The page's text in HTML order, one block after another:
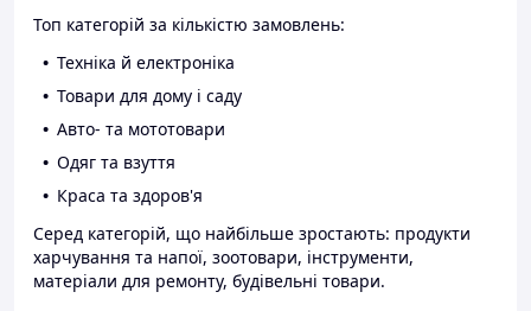
Топ категорій за кількістю замовлень:
Техніка й електроніка
Товари для дому і саду
Авто- та мототовари
Одяг та взуття
Краса та здоров'я
Серед категорій, що найбільше зростають: продукти
харчування та напої, зоотовари, інструменти,
матеріали для ремонту, будівельні товари.